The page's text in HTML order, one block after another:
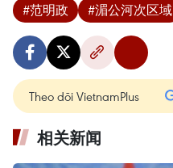
#范明政 #湄公河次区域
Theo dõi VietnamPlus
相关新闻